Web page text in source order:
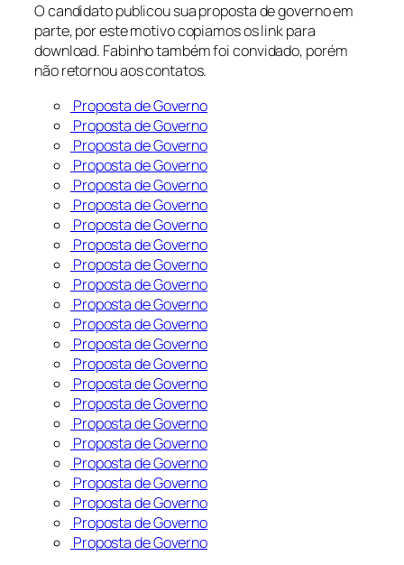
O candidato publicou sua proposta de governo em
parte, por este motivo copiamos os link para
download. Fabinho também foi convidado, porém
não retornou aos contatos.
Proposta de Governo
Proposta de Governo
Proposta de Governo
Proposta de Governo
Proposta de Governo
Proposta de Governo
Proposta de Governo
Proposta de Governo
Proposta de Governo
Proposta de Governo
Proposta de Governo
Proposta de Governo
Proposta de Governo
Proposta de Governo
Proposta de Governo
Proposta de Governo
Proposta de Governo
Proposta de Governo
Proposta de Governo
Proposta de Governo
Proposta de Governo
Proposta de Governo
Proposta de Governo